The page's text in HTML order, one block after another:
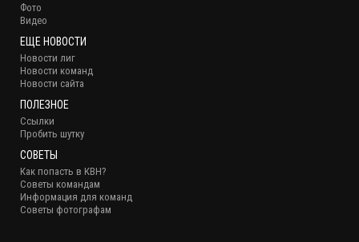
Фото
Видео
ЕЩЕ НОВОСТИ
Новости лиг
Новости команд
Новости сайта
ПОЛЕЗНОЕ
Ссылки
Пробить шутку
СОВЕТЫ
Как попасть в КВН?
Советы командам
Информация для команд
Советы фотографам